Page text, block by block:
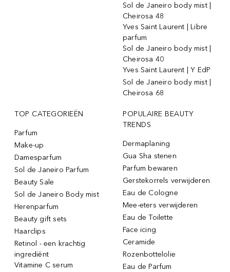
Sol de Janeiro body mist |
Cheirosa 48
Yves Saint Laurent | Libre
parfum
Sol de Janeiro body mist |
Cheirosa 40
Yves Saint Laurent | Y EdP
Sol de Janeiro body mist |
Cheirosa 68
TOP CATEGORIEËN
Parfum
Make-up
Damesparfum
Sol de Janeiro Parfum
Beauty Sale
Sol de Janeiro Body mist
Herenparfum
Beauty gift sets
Haarclips
Retinol - een krachtig
ingrediënt
Vitamine C serum
POPULAIRE BEAUTY
TRENDS
Dermaplaning
Gua Sha stenen
Parfum bewaren
Gerstekorrels verwijderen
Eau de Cologne
Mee-eters verwijderen
Eau de Toilette
Face icing
Ceramide
Rozenbottelolie
Eau de Parfum